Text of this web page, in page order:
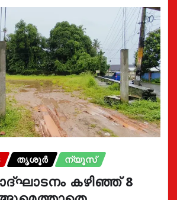
തൃശൂർ ന്യൂസ്
കഴിഞ്ഞ് 8